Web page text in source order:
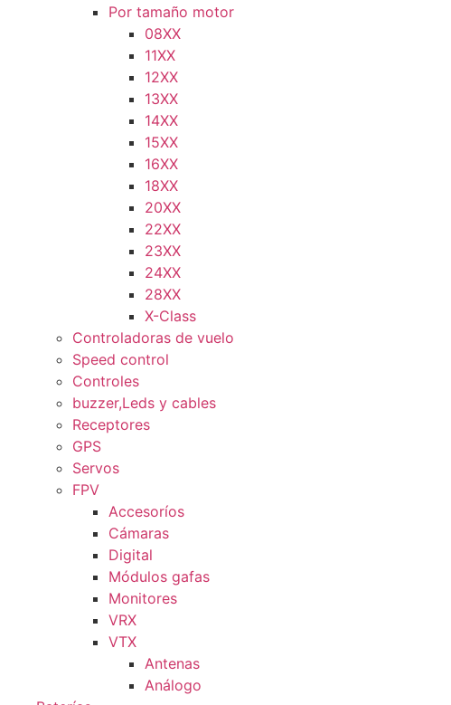
Por tamaño motor
08XX
11XX
12XX
13XX
14XX
15XX
16XX
18XX
20XX
22XX
23XX
24XX
28XX
X-Class
Controladoras de vuelo
Speed control
Controles
buzzer,Leds y cables
Receptores
GPS
Servos
FPV
Accesoríos
Cámaras
Digital
Módulos gafas
Monitores
VRX
VTX
Antenas
Análogo